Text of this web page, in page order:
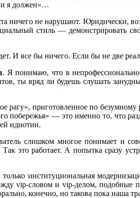
и я должен»…
не нарушают. Юридически,
стиль — демонстрировать
И все бы ничего. Если бы не две
. Я понимаю, что в
ты вряд ли будешь слушать
рагу», приготовленное по
побережья» — это именно то, что
идиотии.
слишком многое понимает и
это работает. А попытка сразу
институциональная
vip-словом и vip-делом, подобные
конечно, но такова пока наша